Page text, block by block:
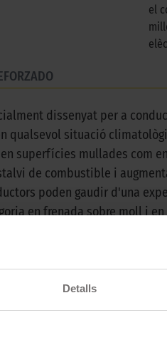
Detalls
el
dissenyat per a
qualsevol situació
superfícies mullades com
de combustible i
poden gaudir d'una
en frenada sobre moll i
combina tecnologia
Ja sigui en entorns
Amb el Michelin
dels pneumàtics més